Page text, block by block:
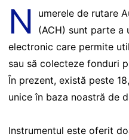
N
umerele de rutare
(ACH) sunt parte a
electronic care permite
sau să colecteze fonduri
În prezent, există peste
unice în baza noastră de
Instrumentul este oferit